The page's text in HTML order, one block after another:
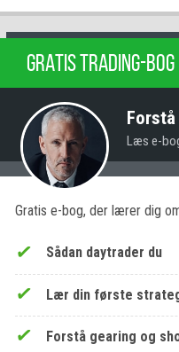
GRATIS TRADING-BOG
Læs e-
Gratis e-bog, der lærer dig
Sådan daytrader du
Lær din første
Forstå gearing og